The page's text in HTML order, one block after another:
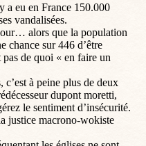
a eu en France 150.000
vandalisées.
alors que la population
chance sur 446 d’être
de quoi « en faire un
c’est à peine plus de deux
dupont moretti,
le sentiment d’insécurité.
justice macrono-wokiste